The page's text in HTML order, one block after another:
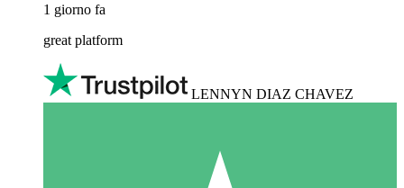
1 giorno fa
great platform
LENNYN DIAZ CHAVEZ